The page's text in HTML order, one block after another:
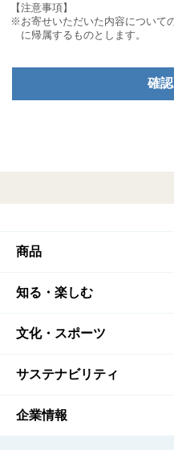
【注意事項】
※お寄せいただいた内容について
に帰属するものとします。
確
商品
商品TOP
商品一覧
商品発売情報
栄養成分一覧
知る・楽しむ
知る・楽しむTOP
キャンペーン
工場見学
文化・スポーツ
文化・スポーツTOP
サントリーホール
サステナビリティ
サステナビリティTOP
企業情報